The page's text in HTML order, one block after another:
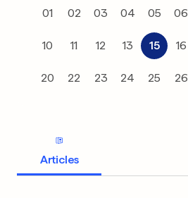
01 02 03 04 05 06
10 11 12 13 15 16
20 22 23 24 25 26
Articles